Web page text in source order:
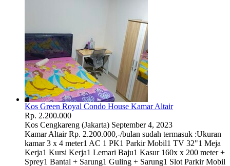
Kos Green Royal Condo House Kamar Altair
Rp. 2.200.000
Kos Cengkareng (Jakarta) September 4, 2023
Kamar Altair Rp. 2.200.000,-/bulan sudah termasuk :Ukuran
kamar 3 x 4 meter1 AC 1 PK1 Parkir Mobil1 TV 32"1 Meja
Kerja1 Kursi Kerja1 Lemari Baju1 Kasur 160x x 200 meter +
Sprey1 Bantal + Sarung1 Guling + Sarung1 Slot Parkir Mobil